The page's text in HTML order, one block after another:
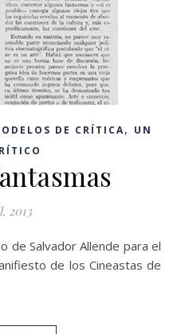
DE CRÍTICA, UN
2013
de los Cineastas de